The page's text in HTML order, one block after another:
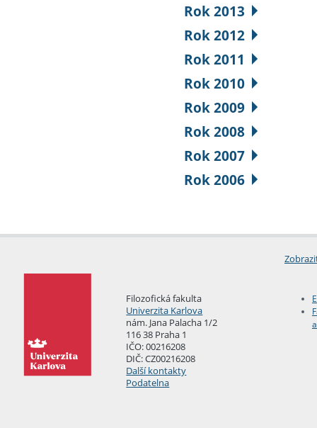
Rok 2013
Rok 2012
Rok 2011
Rok 2010
Rok 2009
Rok 2008
Rok 2007
Rok 2006
Filozofická fakulta
Univerzita Karlova
nám. Jana Palacha 1/2
116 38 Praha 1
IČO: 00216208
DIČ: CZ00216208
Další kontakty
Podatelna